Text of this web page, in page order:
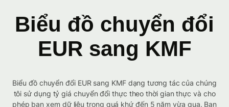
Biểu đồ chuyển đổi
EUR sang KMF
Biểu đồ chuyển đổi EUR sang KMF dạng tương tác của chúng
tôi sử dụng tỷ giá chuyển đổi thực theo thời gian thực và cho
phép bạn xem dữ liệu trong quá khứ đến 5 năm vừa qua. Bạn